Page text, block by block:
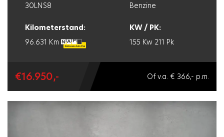
30LNS8
Benzine
Kilometerstand:
KW / PK:
96.631 Km
155 Kw 211 Pk
€16.950,- Of v.a. € 366,- p.m.